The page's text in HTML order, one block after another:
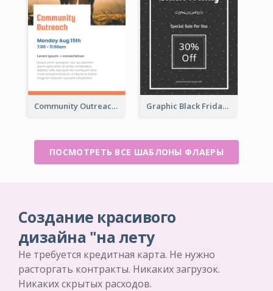
Community Outreach Flyer Graphic Black Friday Typography Flyer
ПОСМОТРЕТЬ ВСЕ ШАБЛОНЫ ФЛАЕРЫ
Создание красивого
дизайна "на лету
Не требуется кредитная карта. Не нужно
расторгать контракты. Никаких загрузок.
Никаких скрытых расходов.